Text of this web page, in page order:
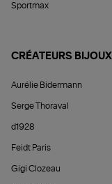
Sportmax
CRÉATEURS BIJOUX
Aurélie Bidermann
Serge Thoraval
d1928
Feidt Paris
Gigi Clozeau